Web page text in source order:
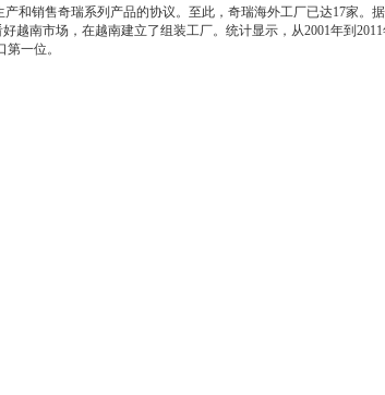
产和销售奇瑞系列产品的协议。至此， 奇瑞海外工厂已达17家。
越南市场，在越南建立了组装工厂。统计显示，从2001年到2011
第一位。